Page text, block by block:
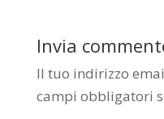
Invia
Il tuo indirizzo
campi obbligatori